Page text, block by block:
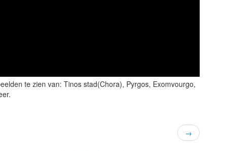
te zien van: Tinos stad(Chora), Pyrgos, Exomvourgo,
→